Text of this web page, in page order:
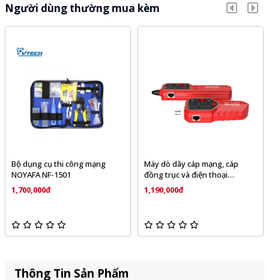
Người dùng thường mua kèm
Bộ dụng cụ thi công mạng
NOYAFA NF-1501
1,700,000đ
Máy dò dây cáp mạng, cáp
đồng trục và điện thoại
NOYAFA NF-168S
1,190,000đ
Thông Tin Sản Phẩm